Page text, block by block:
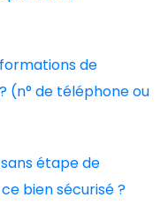
de
(n° de téléphone ou
étape de
bien sécurisé ?